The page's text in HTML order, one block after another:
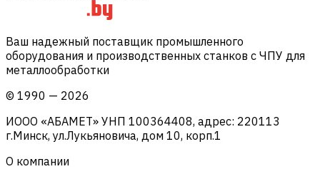
Ваш надежный поставщик промышленного
оборудования и производственных станков с ЧПУ для
металлообработки
© 1990 — 2026
ИООО «АБАМЕТ» УНП 100364408, адрес: 220113
г.Минск, ул.Лукьяновича, дом 10, корп.1
О компании